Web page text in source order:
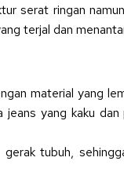
serat ringan
terjal dan
material yang
yang kaku dan
tubuh,